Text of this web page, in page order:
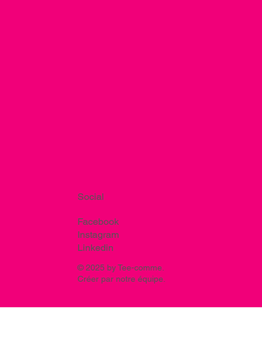
Social
Facebook
Instagram
Linkedin
© 2025 by Tee-comme.
Créer par notre équipe.